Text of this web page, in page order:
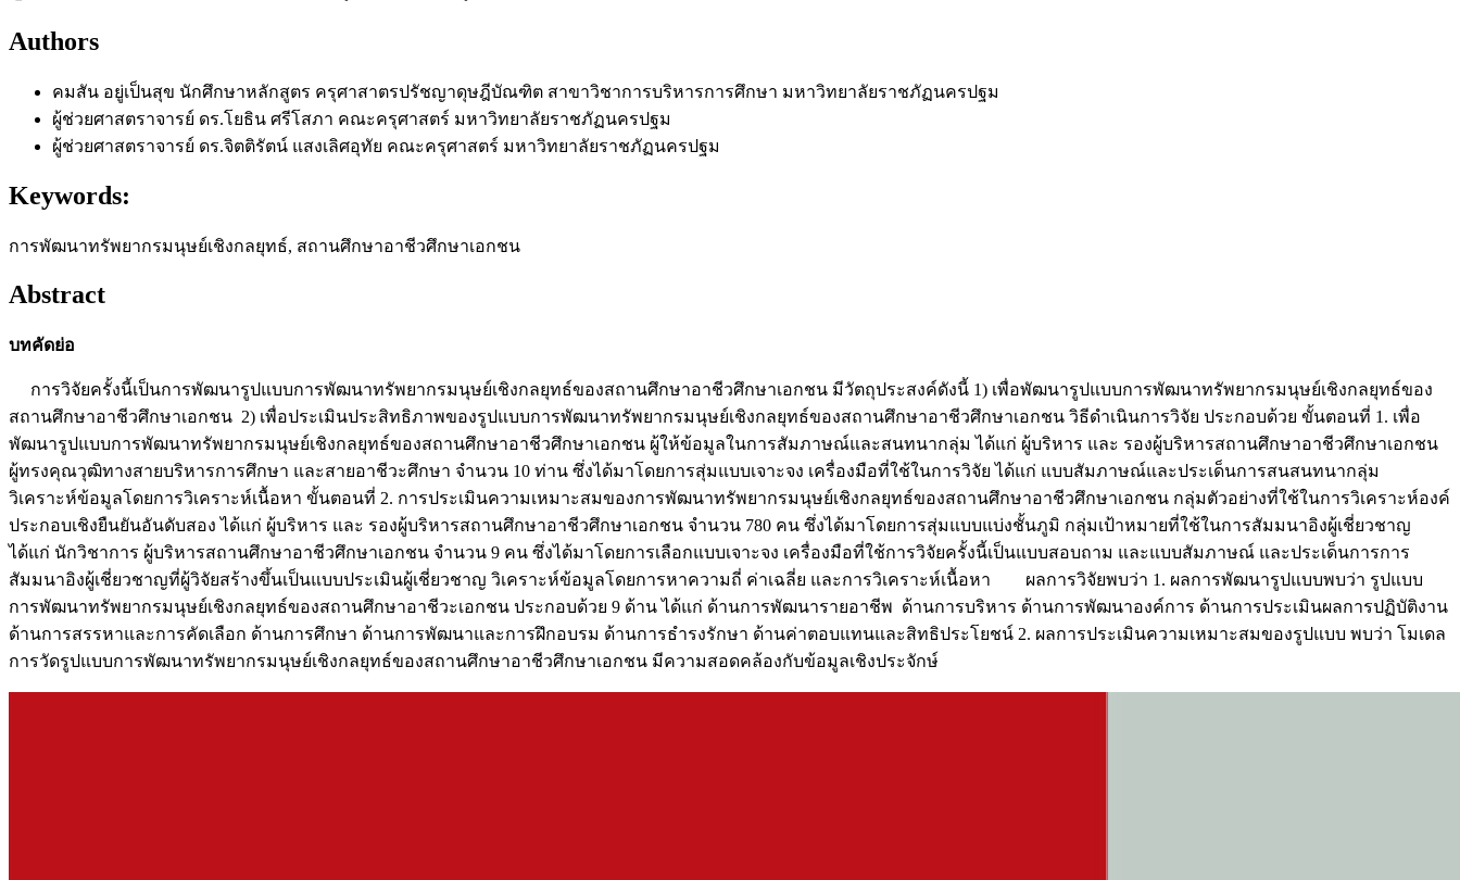
Authors
คมสัน อยู่เป็นสุข นักศึกษาหลักสูตร ครุศาสาตรปรัชญาดุษฎีบัณฑิต สาขาวิชาการบริหารการศึกษา มหาวิทยาลัยราชภัฏนครปฐม
ผู้ช่วยศาสตราจารย์ ดร.โยธิน ศรีโสภา คณะครุศาสตร์ มหาวิทยาลัยราชภัฏนครปฐม
ผู้ช่วยศาสตราจารย์ ดร.จิตติรัตน์ แสงเลิศอุทัย คณะครุศาสตร์ มหาวิทยาลัยราชภัฏนครปฐม
Keywords:
การพัฒนาทรัพยากรมนุษย์เชิงกลยุทธ์, สถานศึกษาอาชีวศึกษาเอกชน
Abstract
บทคัดย่อ
การวิจัยครั้งนี้เป็นการพัฒนารูปแบบการพัฒนาทรัพยากรมนุษย์เชิงกลยุทธ์ของสถานศึกษาอาชีวศึกษาเอกชน มีวัตถุประสงค์ดังนี้ 1) เพื่อพัฒนารูปแบบการพัฒนาทรัพยากรมนุษย์เชิงกลยุทธ์ของ
สถานศึกษาอาชีวศึกษาเอกชน 2) เพื่อประเมินประสิทธิภาพของรูปแบบการพัฒนาทรัพยากรมนุษย์เชิงกลยุทธ์ของสถานศึกษาอาชีวศึกษาเอกชน วิธีดำเนินการวิจัย ประกอบด้วย ขั้นตอนที่ 1. เพื่อ
พัฒนารูปแบบการพัฒนาทรัพยากรมนุษย์เชิงกลยุทธ์ของสถานศึกษาอาชีวศึกษาเอกชน ผู้ให้ข้อมูลในการสัมภาษณ์และสนทนากลุ่ม ได้แก่ ผู้บริหาร และ รองผู้บริหารสถานศึกษาอาชีวศึกษาเอกชน
ผู้ทรงคุณวุฒิทางสายบริหารการศึกษา และสายอาชีวะศึกษา จำนวน 10 ท่าน ซึ่งได้มาโดยการสุ่มแบบเจาะจง เครื่องมือที่ใช้ในการวิจัย ได้แก่ แบบสัมภาษณ์และประเด็นการสนสนทนากลุ่ม
วิเคราะห์ข้อมูลโดยการวิเคราะห์เนื้อหา ขั้นตอนที่ 2. การประเมินความเหมาะสมของการพัฒนาทรัพยากรมนุษย์เชิงกลยุทธ์ของสถานศึกษาอาชีวศึกษาเอกชน กลุ่มตัวอย่างที่ใช้ในการวิเคราะห์องค์
ประกอบเชิงยืนยันอันดับสอง ได้แก่ ผู้บริหาร และ รองผู้บริหารสถานศึกษาอาชีวศึกษาเอกชน จำนวน 780 คน ซึ่งได้มาโดยการสุ่มแบบแบ่งชั้นภูมิ กลุ่มเป้าหมายที่ใช้ในการสัมมนาอิงผู้เชี่ยวชาญ
ได้แก่ นักวิชาการ ผู้บริหารสถานศึกษาอาชีวศึกษาเอกชน จำนวน 9 คน ซึ่งได้มาโดยการเลือกแบบเจาะจง เครื่องมือที่ใช้การวิจัยครั้งนี้เป็นแบบสอบถาม และแบบสัมภาษณ์ และประเด็นการการ
สัมมนาอิงผู้เชี่ยวชาญที่ผู้วิจัยสร้างขึ้นเป็นแบบประเมินผู้เชี่ยวชาญ วิเคราะห์ข้อมูลโดยการหาความถี่ ค่าเฉลี่ย และการวิเคราะห์เนื้อหา ผลการวิจัยพบว่า 1. ผลการพัฒนารูปแบบพบว่า รูปแบบ
การพัฒนาทรัพยากรมนุษย์เชิงกลยุทธ์ของสถานศึกษาอาชีวะเอกชน ประกอบด้วย 9 ด้าน ได้แก่ ด้านการพัฒนารายอาชีพ ด้านการบริหาร ด้านการพัฒนาองค์การ ด้านการประเมินผลการปฏิบัติงาน
ด้านการสรรหาและการคัดเลือก ด้านการศึกษา ด้านการพัฒนาและการฝึกอบรม ด้านการธำรงรักษา ด้านค่าตอบแทนและสิทธิประโยชน์ 2. ผลการประเมินความเหมาะสมของรูปแบบ พบว่า โมเดล
การวัดรูปแบบการพัฒนาทรัพยากรมนุษย์เชิงกลยุทธ์ของสถานศึกษาอาชีวศึกษาเอกชน มีความสอดคล้องกับข้อมูลเชิงประจักษ์